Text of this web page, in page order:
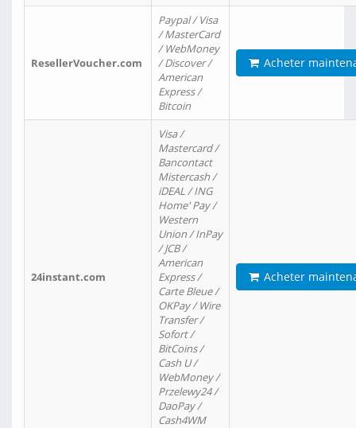
ResellerVoucher.com
Paypal / Visa
/ MasterCard
/ WebMoney
/ Discover /
American
Express /
Bitcoin
Acheter
24instant.com
Visa /
Mastercard /
Bancontact
Mistercash /
iDEAL / ING
Home' Pay /
Western
Union / InPay
/ JCB /
American
Express /
Carte Bleue /
OKPay / Wire
Transfer /
Sofort /
BitCoins /
Cash U /
WebMoney /
Przelewy24 /
DaoPay /
Cash4WM
Acheter